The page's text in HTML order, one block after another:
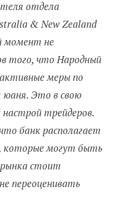
отдела
& New Zealand
момент не
того, что Народный
меры по
юаня. Это в свою
трейдеров.
банк располагает
могут быть
рынка стоит
переоценивать